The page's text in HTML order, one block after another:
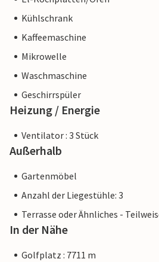
Kühlschrank
Kaffeemaschine
Mikrowelle
Waschmaschine
Geschirrspüler
Heizung / Energie
Ventilator : 3 Stück
Außerhalb
Gartenmöbel
Anzahl der Liegestühle: 3
Terrasse oder Ähnliches -
In der Nähe
Golfplatz : 7711 m